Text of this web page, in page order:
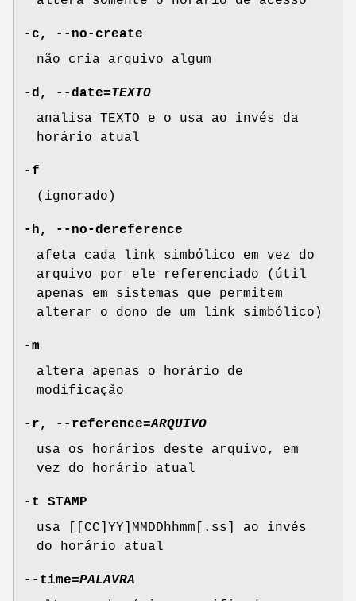
-c ,
--no-create
não cria arquivo algum
-d , --date=TEXTO
analisa TEXTO e o usa ao invés da
horário atual
-f
(ignorado)
-h ,
--no-dereference
afeta cada link simbólico em vez do
arquivo por ele referenciado (útil
apenas em sistemas que permitem
alterar o dono de um link simbólico)
-m
altera apenas o horário de
modificação
-r , --reference=ARQUIVO
usa os horários deste arquivo, em
vez do horário atual
-t
STAMP
usa [[CC]YY]MMDDhhmm[.ss] ao invés
do horário atual
--time=PALAVRA